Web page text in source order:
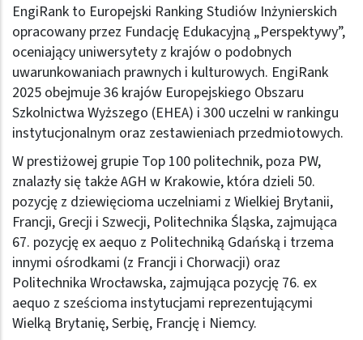
EngiRank to Europejski Ranking Studiów Inżynierskich
opracowany przez Fundację Edukacyjną „Perspektywy”,
oceniający uniwersytety z krajów o podobnych
uwarunkowaniach prawnych i kulturowych. EngiRank
2025 obejmuje 36 krajów Europejskiego Obszaru
Szkolnictwa Wyższego (EHEA) i 300 uczelni w rankingu
instytucjonalnym oraz zestawieniach przedmiotowych.
W prestiżowej grupie Top 100 politechnik, poza PW,
znalazły się także AGH w Krakowie, która dzieli 50.
pozycję z dziewięcioma uczelniami z Wielkiej Brytanii,
Francji, Grecji i Szwecji, Politechnika Śląska, zajmująca
67. pozycję ex aequo z Politechniką Gdańską i trzema
innymi ośrodkami (z Francji i Chorwacji) oraz
Politechnika Wrocławska, zajmująca pozycję 76. ex
aequo z sześcioma instytucjami reprezentującymi
Wielką Brytanię, Serbię, Francję i Niemcy.